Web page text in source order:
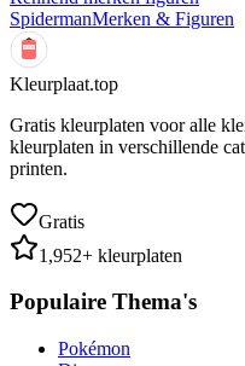
SpidermanMerken & Figuren
Kleurplaat.top
Gratis kleurplaten voor alle
kleurplaten in verschillende
printen.
Gratis
1,952+ kleurplaten
Populaire Thema's
Pokémon